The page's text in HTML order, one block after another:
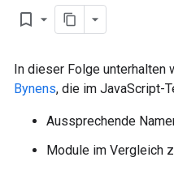
bookmark_border
In dieser Folge unterhalten
Bynens, die im JavaScript-
Aussprechende
Module im Vergleich